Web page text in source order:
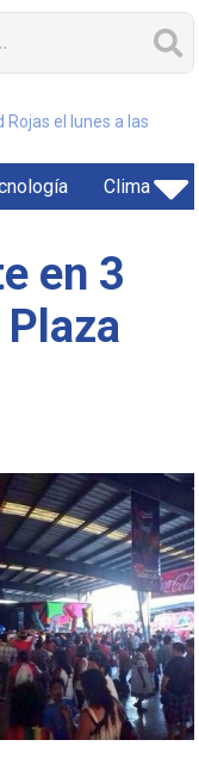
Rojas el lunes a las
Clima
en 3